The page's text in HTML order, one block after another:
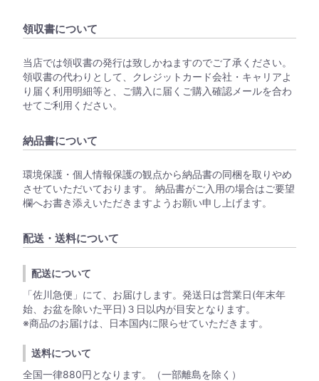
領収書について
当店では領収書の発行は致しかねますのでご了承ください。
領収書の代わりとして、クレジットカード会社・キャリアよ
り届く利用明細等と、ご購入に届くご購入確認メールを合わ
せてご利用ください。
納品書について
環境保護・個人情報保護の観点から納品書の同梱を取りやめ
させていただいております。 納品書がご入用の場合はご要望
欄へお書き添えいただきますようお願い申し上げます。
配送・送料について
配送について
「佐川急便」にて、お届けします。発送日は営業日(年末年
始、お盆を除いた平日)３日以内が目安となります。
※商品のお届けは、日本国内に限らせていただきます。
送料について
全国一律880円となります。（一部離島を除く）